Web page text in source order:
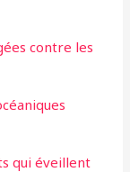
contre les
qui éveillent